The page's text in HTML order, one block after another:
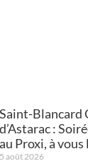
Saint-Blancard
d’Astarac :
au Proxi, à vous
5 août 2026